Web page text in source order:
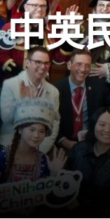
英